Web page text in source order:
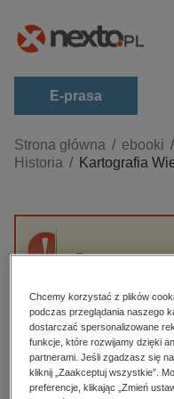
E-prasa
Kategorie
Zobacz wszystkie E-prasa
budownictwo,
dzienniki
edukacja
hobby, sport,
komputery,
Strona główna ebooki
Historia
Kartografia
Przepraszamy,
połowy XVIII
High-contrast mode
Polecane
Chcemy korzystać z plików
podczas przeglądania naszego
dostarczać spersonalizowane
funkcje, które rozwijamy dzięki
partnerami. Jeśli zgadzasz się
kliknij „Zaakceptuj wszystkie”.
preferencje, klikając „Zmień